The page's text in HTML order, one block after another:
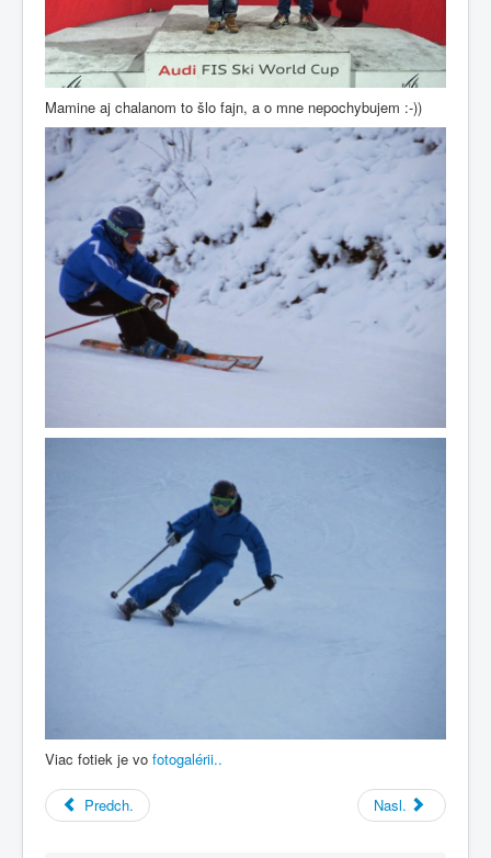
Mamine aj chalanom to šlo fajn, a o mne nepochybujem :-))
Viac fotiek je vo fotogalérii..
Predch. Nasl.